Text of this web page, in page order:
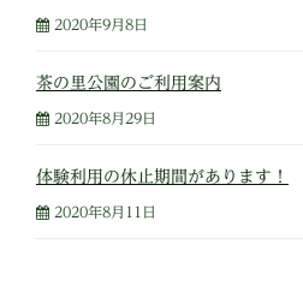
2020年9月8日
茶の里公園のご利用案内
2020年8月29日
体験利用の休止期間があります！
2020年8月11日